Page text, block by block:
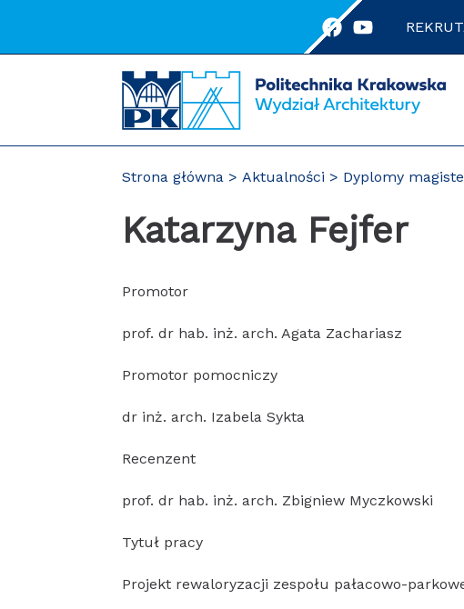
Strona główna Aktualności Dyplomy
Katarzyna Fejfer
Promotor
prof. dr hab. inż. arch. Agata Zachariasz
Promotor pomocniczy
dr inż. arch. Izabela Sykta
Recenzent
prof. dr hab. inż. arch. Zbigniew Myczkowski
Tytuł pracy
Projekt rewaloryzacji zespołu pałacowo-